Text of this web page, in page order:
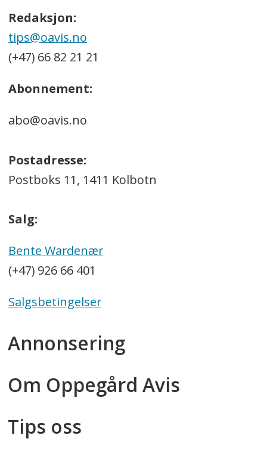
Redaksjon:
tips@oavis.no
(+47) 66 82 21 21
Abonnement:
abo@oavis.no
Postadresse:
Postboks 11, 1411 Kolbotn
Salg:
Bente Wardenær
(+47) 926 66 401
Salgsbetingelser
Annonsering
Om Oppegård Avis
Tips oss